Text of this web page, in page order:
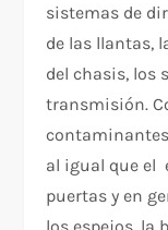
sistemas de
de las llantas,
del chasis, los
transmisión.
al igual que el
puertas y en